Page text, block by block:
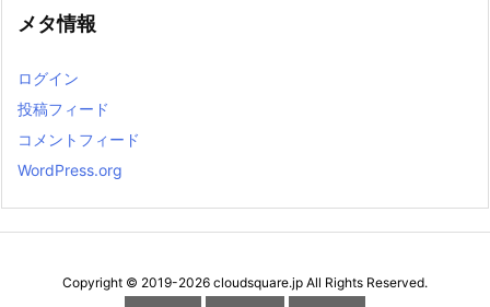
メタ情報
ログイン
投稿フィード
コメントフィード
WordPress.org
Copyright © 2019-2026 cloudsquare.jp All Rights Reserved.